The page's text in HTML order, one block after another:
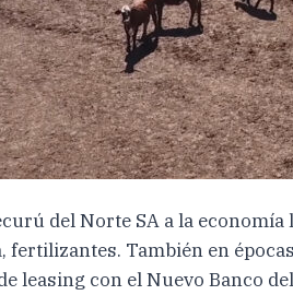
del Norte SA a la
También en
leasing con el Nuevo Banco